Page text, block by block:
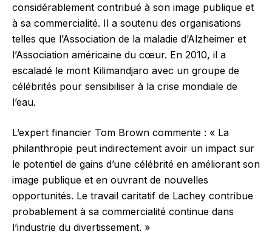
considérablement contribué à son image publique et
à sa commercialité. Il a soutenu des organisations
telles que l’Association de la maladie d’Alzheimer et
l’Association américaine du cœur. En 2010, il a
escaladé le mont Kilimandjaro avec un groupe de
célébrités pour sensibiliser à la crise mondiale de
l’eau.
L’expert financier Tom Brown commente : « La
philanthropie peut indirectement avoir un impact sur
le potentiel de gains d’une célébrité en améliorant son
image publique et en ouvrant de nouvelles
opportunités. Le travail caritatif de Lachey contribue
probablement à sa commercialité continue dans
l’industrie du divertissement. »